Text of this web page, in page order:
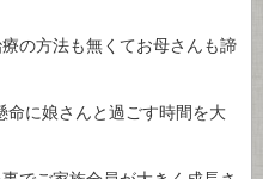
の方法も無くてお母さんも諦
命に娘さんと過ごす時間を大